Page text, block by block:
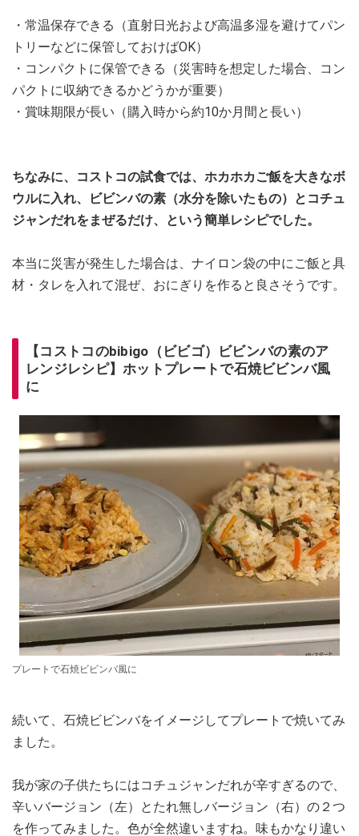
・常温保存できる（直射日光および高温多湿を避けてパン
トリーなどに保管しておけばOK）
・コンパクトに保管できる（災害時を想定した場合、コン
パクトに収納できるかどうかが重要）
・賞味期限が長い（購入時から約10か月間と長い）
ちなみに、コストコの試食では、ホカホカご飯を大きなボ
ウルに入れ、ビビンバの素（水分を除いたもの）とコチュ
ジャンだれをまぜるだけ、という簡単レシピでした。
本当に災害が発生した場合は、ナイロン袋の中にご飯と具
材・タレを入れて混ぜ、おにぎりを作ると良さそうです。
【コストコのbibigo（ビビゴ）ビビンバの素のア
レンジレシピ】ホットプレートで石焼ビビンバ風
に
プレートで石焼ビビンバ風に
続いて、石焼ビビンバをイメージしてプレートで焼いてみ
ました。
我が家の子供たちにはコチュジャンだれが辛すぎるので、
辛いバージョン（左）とたれ無しバージョン（右）の２つ
を作ってみました。色が全然違いますね。味もかなり違い